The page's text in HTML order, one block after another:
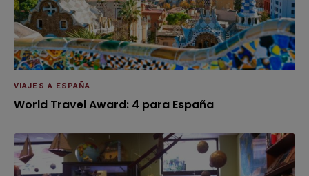
VIAJES A ESPAÑA
World Travel Award: 4 para España